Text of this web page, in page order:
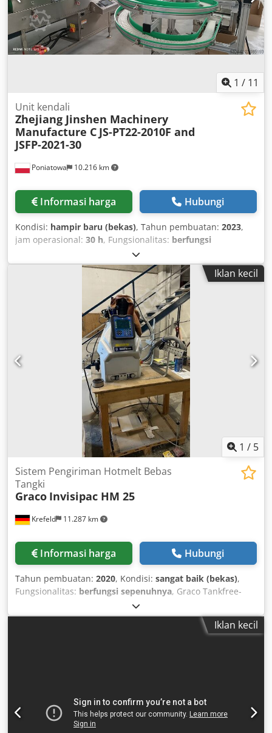
1 / 11
Poniatowa 10.216 km
Unit kendali
Zhejiang Jinshen Machinery
Manufacture C JS-PT22-2010F and
JSFP-2021-30
Informasi harga Hubungi
Kondisi: hampir baru (bekas), Tahun pembuatan: 2023,
jam operasional: 30 h, Fungsionalitas: berfungsi
, nomor mesin/kendaraan:
Csdpfxezb Uwlo Aahjha
Iklan kecil
1 / 5
Krefeld 11.287 km
Sistem Pengiriman Hotmelt Bebas
Tangki
Graco Invisipac HM 25
Informasi harga Hubungi
Tahun pembuatan: 2020, Kondisi: sangat baik (bekas),
Fungsionalitas: berfungsi sepenuhnya, Graco Tankfree-
Heißleimzuführsystem Invisipac HM 25 Baujahr 2020 Zum
Fördern und Dosieren von Hotmelt-Klebstoffgranulat.
Ausschließlich für den professionellen Einsatz. Max.
Systemen sorgt die patentierte Melt-on-Demand-
Technologie des InvisiPac-Systems für einen konstanten
Iklan kecil